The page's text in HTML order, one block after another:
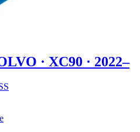
· XC90 · 2022–